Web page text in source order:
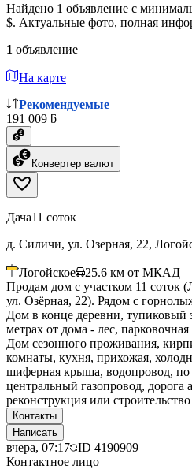
Найдено 1 объявление с
$. Актуальные фото, полная
1 объявление
На карте
Рекомендуемые
191 009 ƃ
Конвертер валют
Дача11 соток
д. Силичи, ул. Озерная, 22,
Логойское 25.6 км от МКАД
Продам дом с участком 11 соток
ул. Озёрная, 22). Рядом с
Дом в конце деревни, тупиковый
метрах от дома - лес,
Дом сезонного проживания,
комнаты, кухня, прихожая,
шиферная крыша, водопровод, по
центральный газопровод, дорога
реконструкция или
Контакты
Написать
вчера, 07:17 ID 4190909
Контактное лицо